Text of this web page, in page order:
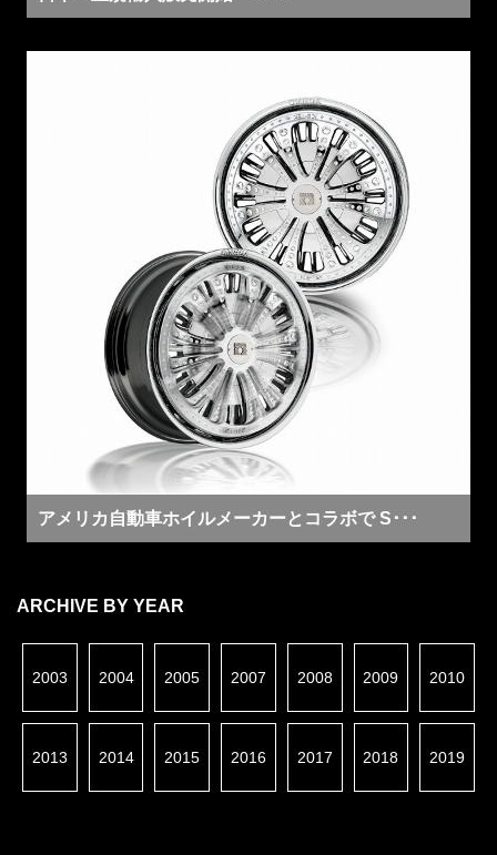
アメリカ自動車ホイルメーカーとコラボで S･･･
ARCHIVE BY YEAR
2003 2004 2005 2007 2008 2009 2010
2013 2014 2015 2016 2017 2018 2019